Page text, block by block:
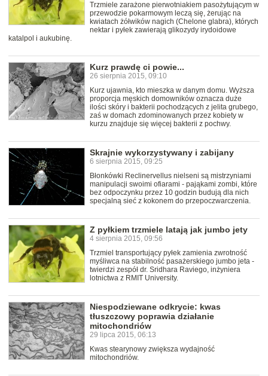
Trzmiele zarażone pierwotniakiem pasożytującym w
przewodzie pokarmowym leczą się, żerując na
kwiatach żółwików nagich (Chelone glabra), których
nektar i pyłek zawierają glikozydy irydoidowe
katalpol i aukubinę.
Kurz prawdę ci powie...
26 sierpnia 2015, 09:10
Kurz ujawnia, kto mieszka w danym domu. Wyższa
proporcja męskich domowników oznacza duże
ilości skóry i bakterii pochodzących z jelita grubego,
zaś w domach zdominowanych przez kobiety w
kurzu znajduje się więcej bakterii z pochwy.
Skrajnie wykorzystywany i zabijany
6 sierpnia 2015, 09:25
Błonkówki Reclinervellus nielseni są mistrzyniami
manipulacji swoimi ofiarami - pająkami zombi, które
bez odpoczynku przez 10 godzin budują dla nich
specjalną sieć z kokonem do przepoczwarczenia.
Z pyłkiem trzmiele latają jak jumbo jety
4 sierpnia 2015, 09:56
Trzmiel transportujący pyłek zamienia zwrotność
myśliwca na stabilność pasażerskiego jumbo jeta -
twierdzi zespół dr. Sridhara Raviego, inżyniera
lotnictwa z RMIT University.
Niespodziewane odkrycie: kwas
tłuszczowy poprawia działanie
mitochondriów
29 lipca 2015, 06:13
Kwas stearynowy zwiększa wydajność
mitochondriów.